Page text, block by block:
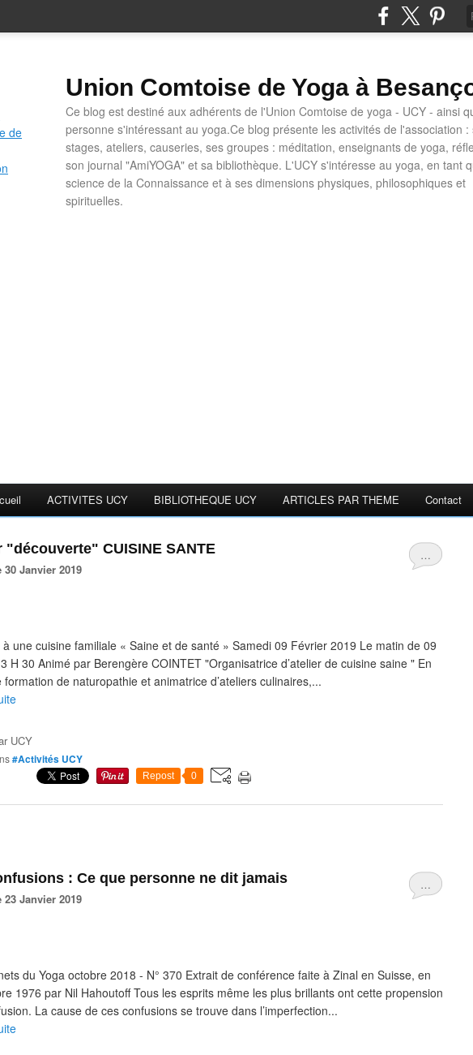
Union Comtoise de Yoga à
Ce blog est destiné aux adhérents de l'Union Comtoise de yoga - UCY - ainsi
personne s'intéressant au yoga.Ce blog présente les activités de l'association :
stages, ateliers, causeries, ses groupes : méditation, enseignants de yoga,
son journal "AmiYOGA" et sa bibliothèque. L'UCY s'intéresse au yoga, en tant
science de la Connaissance et à ses dimensions physiques, philosophiques et
spirituelles.
ACTIVITES UCY BIBLIOTHEQUE UCY ARTICLES PAR THEME Contact
…
"découverte" CUISINE SANTE
30 Janvier 2019
à une cuisine familiale « Saine et de santé » Samedi 09 Février 2019 Le matin de 09
H 30 Animé par Berengère COINTET "Organisatrice d’atelier de cuisine saine " En
formation de naturopathie et animatrice d’ateliers culinaires,...
UCY
#Activités UCY
Repost 0
…
: Ce que personne ne dit jamais
23 Janvier 2019
du Yoga octobre 2018 - N° 370 Extrait de conférence faite à Zinal en Suisse, en
1976 par Nil Hahoutoff Tous les esprits même les plus brillants ont cette propension
La cause de ces confusions se trouve dans l’imperfection...